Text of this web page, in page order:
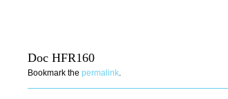
Doc HFR160
Bookmark the permalink.